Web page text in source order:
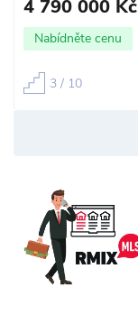
4 790 000 Kč
Nabídněte cenu
3 / 10